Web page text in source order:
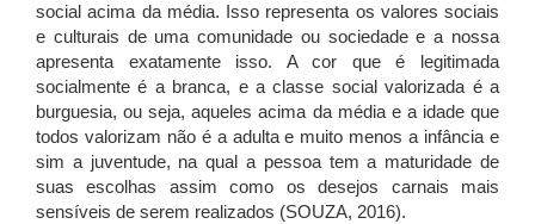
social acima da média. Isso representa os valores sociais
e culturais de uma comunidade ou sociedade e a nossa
apresenta exatamente isso. A cor que é legitimada
socialmente é a branca, e a classe social valorizada é a
burguesia, ou seja, aqueles acima da média e a idade que
todos valorizam não é a adulta e muito menos a infância e
sim a juventude, na qual a pessoa tem a maturidade de
suas escolhas assim como os desejos carnais mais
sensíveis de serem realizados (SOUZA, 2016).